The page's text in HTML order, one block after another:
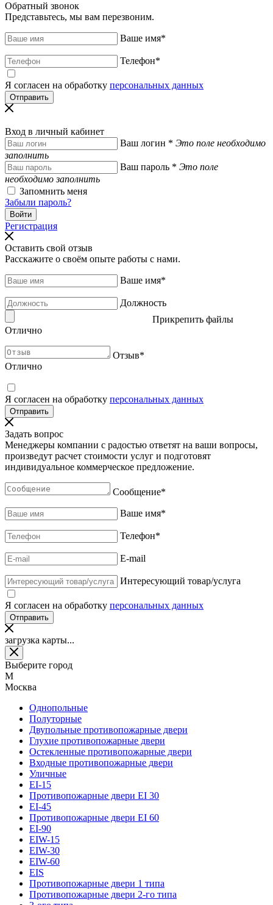
Обратный звонок
Представьтесь, мы вам перезвоним.
Ваше имя*
Телефон*
Я согласен на обработку персональных данных
Вход в личный кабинет
Ваш логин * Это поле необходимо
заполнить
Ваш пароль * Это поле
необходимо заполнить
Запомнить меня
Забыли пароль?
Регистрация
Оставить свой отзыв
Расскажите о своём опыте работы с нами.
Ваше имя*
Должность
Прикрепить файлы
Отлично
Отзыв*
Отлично
Я согласен на обработку персональных данных
Задать вопрос
Менеджеры компании с радостью ответят на ваши вопросы,
произведут расчет стоимости услуг и подготовят
индивидуальное коммерческое предложение.
Сообщение*
Ваше имя*
Телефон*
E-mail
Интересующий товар/услуга
Я согласен на обработку персональных данных
загрузка карты...
Выберите город
М
Москва
Однопольные
Полуторные
Двупольные противопожарные двери
Глухие противопожарные двери
Остекленные противопожарные двери
Входные противопожарные двери
Уличные
EI-15
Противопожарные двери EI 30
EI-45
Противопожарные двери EI 60
EI-90
EIW-15
EIW-30
EIW-60
EIS
Противопожарные двери 1 типа
Противопожарные двери 2-го типа